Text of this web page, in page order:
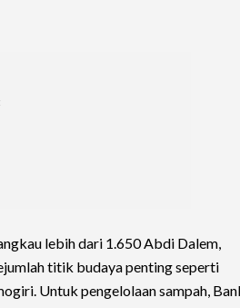
lebih dari 1.650 Abdi Dalem,
titik budaya penting seperti
Untuk pengelolaan sampah,